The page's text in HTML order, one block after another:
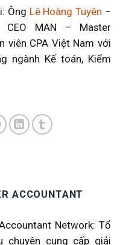
Ông Lê Hoàng Tuyên –
MAN – Master
viên CPA Việt Nam với
ngành Kế toán, Kiểm
ACCOUNTANT
Network: Tổ
chuyên cung cấp giải